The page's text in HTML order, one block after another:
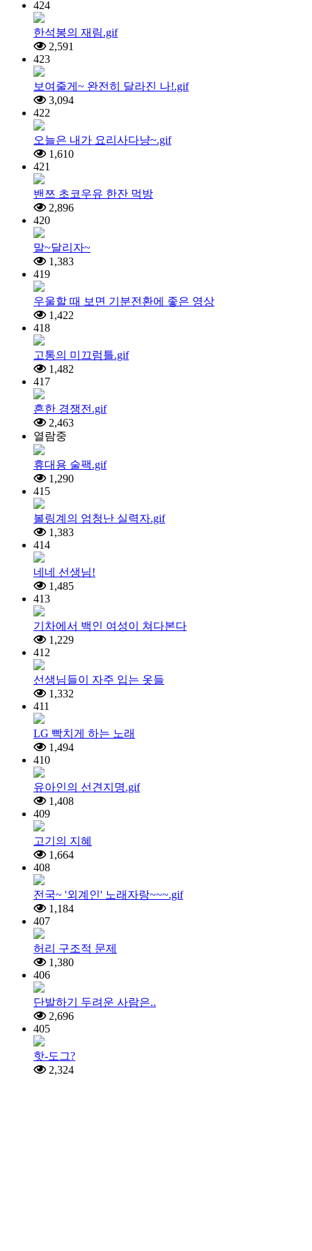
424
한석봉의 재림.gif
2,591
423
보여줄게~ 완전히 달라진 나!.gif
3,094
422
오늘은 내가 요리사다냥~.gif
1,610
421
밴쯔 초코우유 한잔 먹방
2,896
420
말~달리자~
1,383
419
우울할 때 보면 기분전환에 좋은 영상
1,422
418
고통의 미끄럼틀.gif
1,482
417
흔한 경쟁전.gif
2,463
열람중
휴대용 술팩.gif
1,290
415
볼링계의 엄청난 실력자.gif
1,383
414
네네 선생님!
1,485
413
기차에서 백인 여성이 쳐다본다
1,229
412
선생님들이 자주 입는 옷들
1,332
411
LG 빡치게 하는 노래
1,494
410
유아인의 선견지명.gif
1,408
409
고기의 지혜
1,664
408
전국~ '외계인' 노래자랑~~~.gif
1,184
407
허리 구조적 문제
1,380
406
단발하기 두려운 사람은..
2,696
405
핫-도그?
2,324